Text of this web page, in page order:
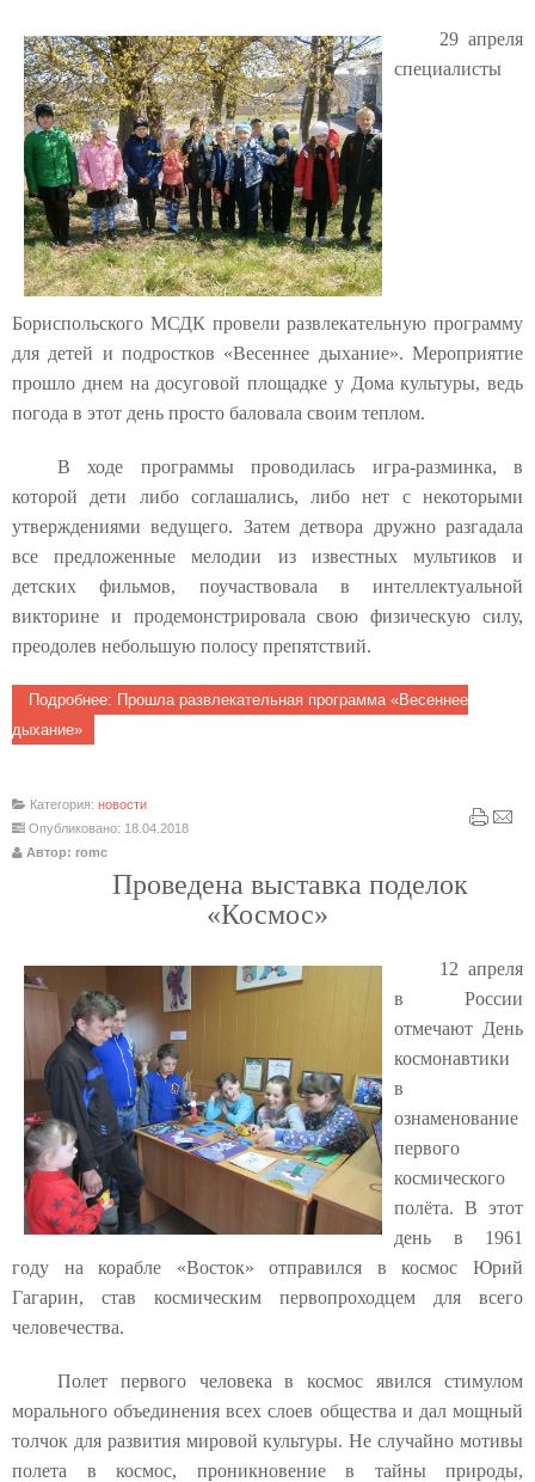
29 апреля
специалисты
Бориспольского МСДК провели развлекательную программу
для детей и подростков «Весеннее дыхание». Мероприятие
прошло днем на досуговой площадке у Дома культуры, ведь
погода в этот день просто баловала своим теплом.
В ходе программы проводилась игра-разминка, в
которой дети либо соглашались, либо нет с некоторыми
утверждениями ведущего. Затем детвора дружно разгадала
все предложенные мелодии из известных мультиков и
детских фильмов, поучаствовала в интеллектуальной
викторине и продемонстрировала свою физическую силу,
преодолев небольшую полосу препятствий.
Подробнее: Прошла развлекательная программа «Весеннее
дыхание»
Категория: новости
Опубликовано: 18.04.2018
Автор: romc
Проведена выставка поделок
«Космос»
12 апреля
в России
отмечают День
космонавтики
в
ознаменование
первого
космического
полёта. В этот
день в 1961
году на корабле «Восток» отправился в космос Юрий
Гагарин, став космическим первопроходцем для всего
человечества.
Полет первого человека в космос явился стимулом
морального объединения всех слоев общества и дал мощный
толчок для развития мировой культуры. Не случайно мотивы
полета в космос, проникновение в тайны природы,